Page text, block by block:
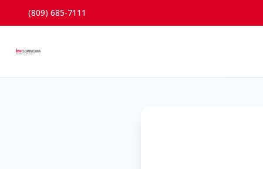
(809) 685-7111